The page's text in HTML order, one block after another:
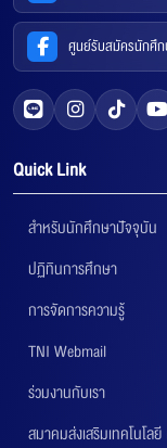
ศูนย์รับสมัครนักศึก
Quick Link
สำหรับนักศึกษาปัจจุบัน
ปฏิทินการศึกษา
การจัดการความรู้
TNI Webmail
ร่วมงานกับเรา
สมาคมส่งเสริมเทคโนโ